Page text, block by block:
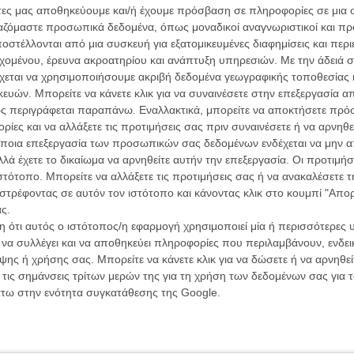
μας αποθηκεύουμε και/ή έχουμε πρόσβαση σε πληροφορίες σε
προσωπικά δεδομένα, όπως μοναδικοί αναγνωριστικοί και
από μια συσκευή για εξατομικευμένες διαφημίσεις και
έρευνα ακροατηρίου και ανάπτυξη υπηρεσιών. Με την άδειά
να χρησιμοποιήσουμε ακριβή δεδομένα γεωγραφικής τοποθεσίας
Μπορείτε να κάνετε κλικ για να συναινέσετε στην επεξεργασία
περιγράφεται παραπάνω. Εναλλακτικά, μπορείτε να αποκτήσετε
και να αλλάξετε τις προτιμήσεις σας πριν συναινέσετε ή να
επεξεργασία των προσωπικών σας δεδομένων ενδέχεται να μην
έχετε το δικαίωμα να αρνηθείτε αυτήν την επεξεργασία. Οι
Μπορείτε να αλλάξετε τις προτιμήσεις σας ή να ανακαλέσετε
σε αυτόν τον ιστότοπο και κάνοντας κλικ στο κουμπί
αυτός ο ιστότοπος/η εφαρμογή χρησιμοποιεί μία ή περισσότερες
συλλέγει και να αποθηκεύει πληροφορίες που περιλαμβάνουν,
ή χρήσης σας. Μπορείτε να κάνετε κλικ για να δώσετε ή να
σημάνσεις τρίτων μερών της για τη χρήση των δεδομένων σας
στην ενότητα συγκατάθεσης της Google.
ΑΡΘΡΑ
έρχεται (επιτέλους) στην τηλεόραση
Κρασσακόπουλος
του σήμερα
Δημητρόπουλος
σειρές από κόμικς
σεζόν
Βιμ
Εγγράψου
Θέλω